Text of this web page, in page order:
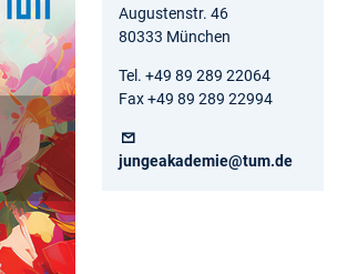
Augustenstr. 46
80333 München
Tel. +49 89 289 22064
Fax +49 89 289 22994
jungeakademie@tum.de